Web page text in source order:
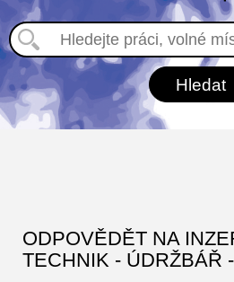
ODPOVĚDĚT NA
TECHNIK - ÚDRŽBÁŘ